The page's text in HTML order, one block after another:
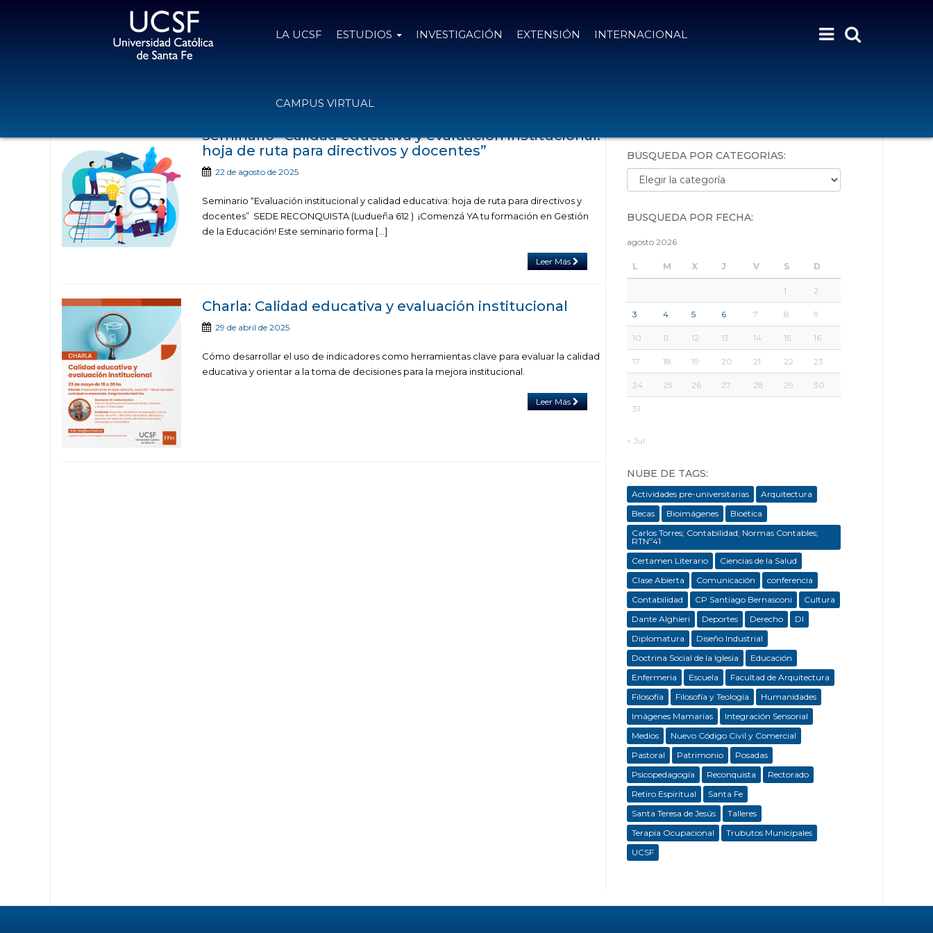
LA UCSF ESTUDIOS INVESTIGACIÓN EXTENSIÓN INTERNACIONAL
CAMPUS VIRTUAL
Seminario “Calidad educativa y evaluación institucional:
hoja de ruta para directivos y docentes”
22 de agosto de 2025
Seminario “Evaluación institucional y calidad educativa: hoja de ruta para directivos y
docentes” SEDE RECONQUISTA (Ludueña 612 ) ¡Comenzá YA tu formación en Gestión
de la Educación! Este seminario forma […]
Leer Más
Charla: Calidad educativa y evaluación institucional
29 de abril de 2025
Cómo desarrollar el uso de indicadores como herramientas clave para evaluar la calidad
educativa y orientar a la toma de decisiones para la mejora institucional.
Leer Más
BÚSQUEDA POR CATEGORÍAS:
Búsqueda por categorías:
BÚSQUEDA POR FECHA:
agosto 2026
L M X J V S D
1 2
3 4 5 6 7 8 9
10 11 12 13 14 15 16
17 18 19 20 21 22 23
24 25 26 27 28 29 30
31
« Jul
NUBE DE TAGS:
Actividades pre-universitarias
Arquitectura
Becas
Bioimágenes
Bioética
Carlos Torres; Contabilidad; Normas Contables;
RTNº41
Certamen Literario
Ciencias de la Salud
Clase Abierta
Comunicación
conferencia
Contabilidad
CP Santiago Bernasconi
Cultura
Dante Alghieri
Deportes Derecho
DI
Diplomatura
Diseño Industrial
Doctrina Social de la Iglesia
Educación
Enfermeria
Escuela
Facultad de Arquitectura
Filosofía
Filosofía y Teología
Humanidades
Imágenes Mamarias
Integración Sensorial
Medios
Nuevo Código Civil y Comercial
Pastoral
Patrimonio
Posadas
Psicopedagogía
Reconquista
Rectorado
Retiro Espiritual
Santa Fe
Santa Teresa de Jesús
Talleres
Terapia Ocupacional
Trubutos Municipales
UCSF